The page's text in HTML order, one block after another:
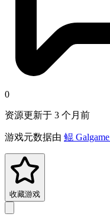
0
资源更新于 3 个月前
游戏元数据由 鲲 Galgame
收藏游戏